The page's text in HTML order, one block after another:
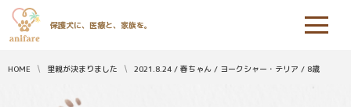
保護犬に、医療と、家族を。
HOME 里親が決まりました 2021.8.24 / 春ちゃん / ヨークシャー・テリア / 8歳